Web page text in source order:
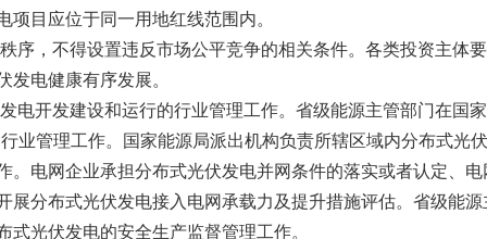
目应位于同一用地红线范围内。
序，不得设置违反市场公平竞争的相关条件。各类投资主体
发电健康有序发展。
电开发建设和运行的行业管理工作。省级能源主管部门在国
业管理工作。国家能源局派出机构负责所辖区域内分布式光
。电网企业承担分布式光伏发电并网条件的落实或者认定、
展分布式光伏发电接入电网承载力及提升措施评估。省级能
光伏发电的安全生产监督管理工作。